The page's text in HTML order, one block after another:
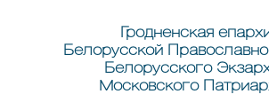
Гродненская
Белорусской
Белорусского
Московского